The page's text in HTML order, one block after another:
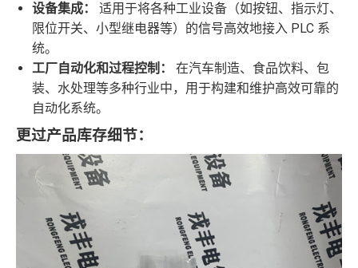
设备集成：
适用于将各种工业设备（如按钮、指示灯、
限位开关、小型继电器等）的信号高效地接入 PLC 系
统。
工厂自动化和过程控制：
在汽车制造、食品饮料、包
装、水处理等多种行业中，用于构建和维护高效可靠的
自动化系统。
更过产品库存细节：